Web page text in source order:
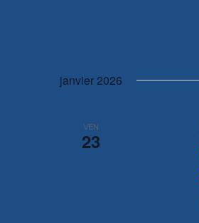
janvier 2026
VEN
23